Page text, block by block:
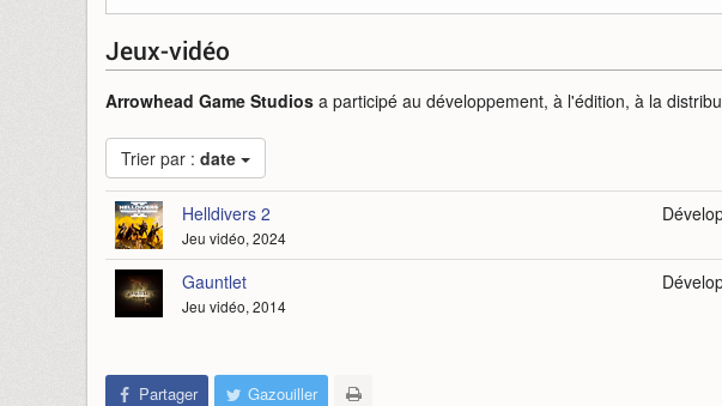
Jeux-vidéo
Arrowhead Game Studios a participé au développement, à l'édition, à la
Trier par : date
Helldivers 2
Jeu vidéo, 2024
Gauntlet
Jeu vidéo, 2014
Partager Gazouiller